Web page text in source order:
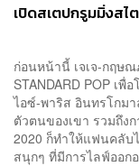
เปิดสเตปกรูมมิ่งส
ก่อนหน้านี้ เจเจ-กฤษ
STANDARD POP เ
ไอซ์-พาริส อินทรโกม
ตัวตนของเขา รวมถึง
2020 ก็ทำให้แฟนคลับ
สนุกๆ ที่มีการไลฟ์ออกอ